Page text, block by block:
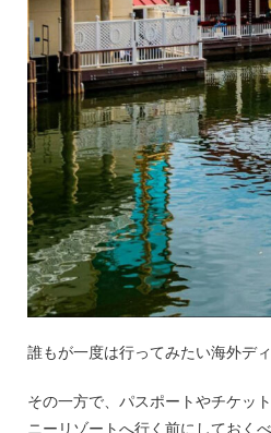
誰もが一度は行ってみたい海外デ
その一方で、パスポートやチケッ
ニーリゾートへ行く前にしておく